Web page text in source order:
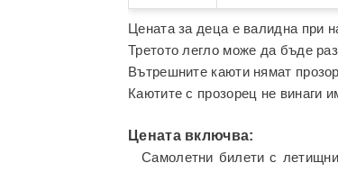
Цената за деца е валидна при
Третото легло може да бъде
Вътрешните каюти нямат
Каютите с прозорец не винаги
Цената включва:
Самолетни билети с